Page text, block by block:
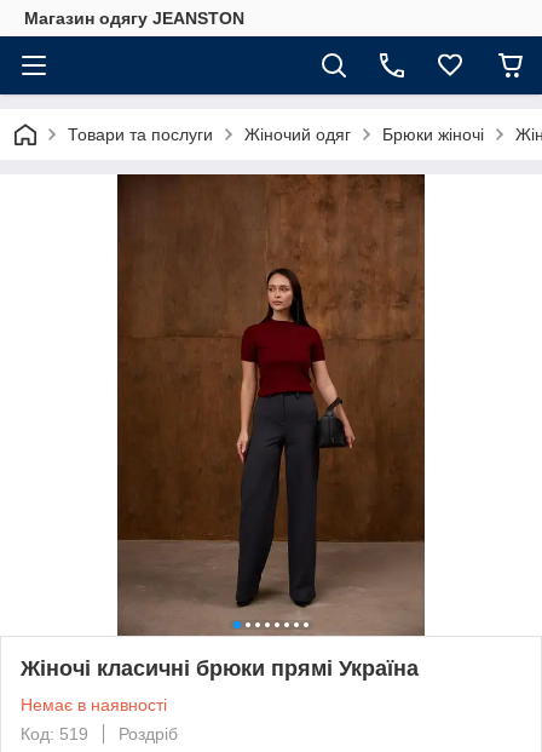
Магазин одягу JEANSTON
Товари та послуги Жіночий одяг Брюки жіночі
Жіночі класичні брюки прямі Україна
Немає в наявності
Код: 519
Роздріб